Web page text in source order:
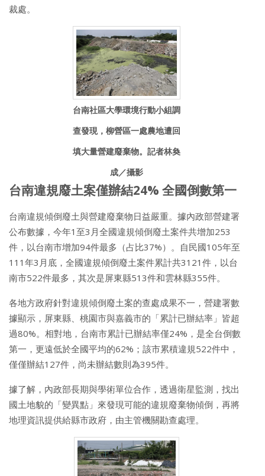
裁處。
台南社區大學環境行動小組調
查發現，柳營區一處農地遭回
填大量營建廢棄物。記者林奐
成／攝影
台南違規廢土案僅辦結24% 全國倒數第一
台南違規傾倒廢土與營建廢棄物日益嚴重。據內政部營建署
公布數據，今年1至3月全國違規傾倒廢土案件共增加253
件，以台南市增加94件最多（占比37%）。自民國105年至
111年3月底，全國違規傾倒廢土案件累計共3121件，以台
南市522件最多，其次是屏東縣513件和雲林縣355件。
各地方政府針對違規傾倒廢土案的查處成果不一，營建署數
據顯示，屏東縣、桃園市與嘉義市的「累計已辦結率」皆超
過80%。相對地，台南市累計已辦結率僅24%，是全台倒數
第一，更遠低於全國平均的62%；該市累積違規522件中，
僅僅辦結127件，尚未辦結數則為395件。
據了解，內政部長期與學術單位合作，透過衛星監測，找出
國土地貌的「變異點」來發現可能的違規廢棄物傾倒，再將
地理資訊提供給縣市政府，由主管機關勘查處理。